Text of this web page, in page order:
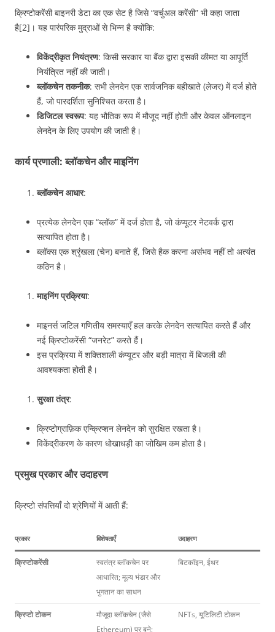
क्रिप्टोकरेंसी बाइनरी डेटा का एक सेट है जिसे “वर्चुअल करेंसी” भी कहा जाता
है[2]। यह पारंपरिक मुद्राओं से भिन्न है क्योंकि:
विकेंद्रीकृत नियंत्रण: किसी सरकार या बैंक द्वारा इसकी कीमत या आपूर्ति
नियंत्रित नहीं की जाती।
ब्लॉकचेन तकनीक: सभी लेनदेन एक सार्वजनिक बहीखाते (लेजर) में दर्ज होते
हैं, जो पारदर्शिता सुनिश्चित करता है।
डिजिटल स्वरूप: यह भौतिक रूप में मौजूद नहीं होती और केवल ऑनलाइन
लेनदेन के लिए उपयोग की जाती है।
कार्य प्रणाली: ब्लॉकचेन और माइनिंग
ब्लॉकचेन आधार:
प्रत्येक लेनदेन एक “ब्लॉक” में दर्ज होता है, जो कंप्यूटर नेटवर्क द्वारा
सत्यापित होता है।
ब्लॉक्स एक श्रृंखला (चेन) बनाते हैं, जिसे हैक करना असंभव नहीं तो अत्यंत
कठिन है।
माइनिंग प्रक्रिया:
माइनर्स जटिल गणितीय समस्याएँ हल करके लेनदेन सत्यापित करते हैं और
नई क्रिप्टोकरेंसी “जनरेट” करते हैं।
इस प्रक्रिया में शक्तिशाली कंप्यूटर और बड़ी मात्रा में बिजली की
आवश्यकता होती है।
सुरक्षा तंत्र:
क्रिप्टोग्राफ़िक एन्क्रिप्शन लेनदेन को सुरक्षित रखता है।
विकेंद्रीकरण के कारण धोखाधड़ी का जोखिम कम होता है।
प्रमुख प्रकार और उदाहरण
क्रिप्टो संपत्तियाँ दो श्रेणियों में आती हैं:
प्रकार विशेषताएँ उदाहरण
क्रिप्टोकरेंसी
स्वतंत्र ब्लॉकचेन पर
आधारित; मूल्य भंडार और
भुगतान का साधन
बिटकॉइन, ईथर
क्रिप्टो टोकन
मौजूदा ब्लॉकचेन (जैसे
Ethereum) पर बने;
NFTs, यूटिलिटी टोकन